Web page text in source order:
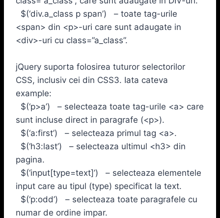
$(‘div.a_class p span’) – toate tag-urile
<span> din <p>-uri care sunt adaugate in
<div>-uri cu class=”a_class”.
jQuery suporta folosirea tuturor selectorilor
CSS, inclusiv cei din CSS3. Iata cateva
example:
$(‘p>a’) – selecteaza toate tag-urile <a> care
sunt incluse direct in paragrafe (<p>).
$(‘a:first’) – selecteaza primul tag <a>.
$(‘h3:last’) – selecteaza ultimul <h3> din
pagina.
$(‘input[type=text]’) – selecteaza elementele
input care au tipul (type) specificat la text.
$(‘p:odd’) – selecteaza toate paragrafele cu
numar de ordine impar.